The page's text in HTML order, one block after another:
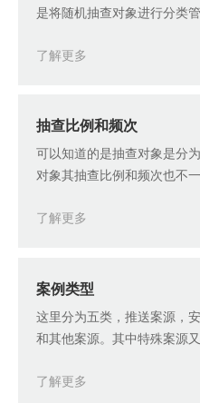
是将随机抽查对象进行分类
当事人二、各级参照收入规
了解更多
抽查比例和频次
可以知道的是抽查对象是分
对象其抽查比例和频次也不
象：对列入随机抽查对象异
了解更多
案例类型
这里分为五类，推送案源，
和其他案源。其中特殊案源
特殊案源：督办案源交办案
了解更多